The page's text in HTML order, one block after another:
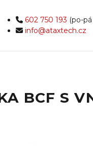
602 750 193 (po-pá
info@ataxtech.cz
BCF S